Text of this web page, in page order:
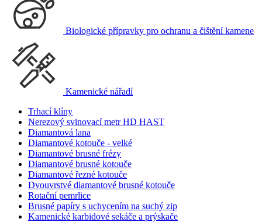
Biologické přípravky pro ochranu a čištění kamene
Kamenické nářadí
Trhací klíny
Nerezový svinovací metr HD HAST
Diamantová lana
Diamantové kotouče - velké
Diamantové brusné frézy
Diamantové brusné kotouče
Diamantové řezné kotouče
Dvouvrstvé diamantové brusné kotouče
Rotační pemrlice
Brusné papíry s uchycením na suchý zip
Kamenické karbidové sekáče a prýskače